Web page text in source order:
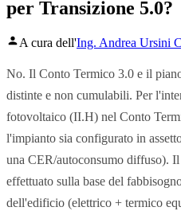
per Transizione 5.0?
A cura dell'Ing. Andrea Ursini
No. Il Conto Termico 3.0 e il
distinte e non cumulabili. Per
fotovoltaico (II.H) nel Conto
l'impianto sia configurato in
una CER/autoconsumo diffuso). Il
effettuato sulla base del
dell'edificio (elettrico + termico